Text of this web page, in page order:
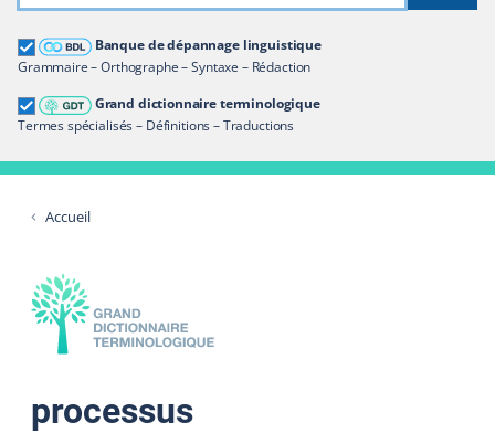
Banque de dépannage linguistique
Grammaire – Orthographe – Syntaxe – Rédaction
Grand dictionnaire terminologique
Termes spécialisés – Définitions – Traductions
Grand dictionnaire terminologique
Restreindre aux termes
Accueil
processus